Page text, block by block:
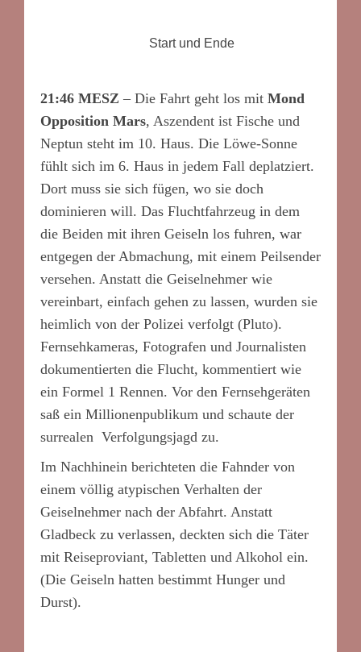
Start und Ende
21:46 MESZ – Die Fahrt geht los mit Mond
Opposition Mars, Aszendent ist Fische und
Neptun steht im 10. Haus. Die Löwe-Sonne
fühlt sich im 6. Haus in jedem Fall deplatziert.
Dort muss sie sich fügen, wo sie doch
dominieren will. Das Fluchtfahrzeug in dem
die Beiden mit ihren Geiseln los fuhren, war
entgegen der Abmachung, mit einem Peilsender
versehen. Anstatt die Geiselnehmer wie
vereinbart, einfach gehen zu lassen, wurden sie
heimlich von der Polizei verfolgt (Pluto).
Fernsehkameras, Fotografen und Journalisten
dokumentierten die Flucht, kommentiert wie
ein Formel 1 Rennen. Vor den Fernsehgeräten
saß ein Millionenpublikum und schaute der
surrealen Verfolgungsjagd zu.
Im Nachhinein berichteten die Fahnder von
einem völlig atypischen Verhalten der
Geiselnehmer nach der Abfahrt. Anstatt
Gladbeck zu verlassen, deckten sich die Täter
mit Reiseproviant, Tabletten und Alkohol ein.
(Die Geiseln hatten bestimmt Hunger und
Durst).